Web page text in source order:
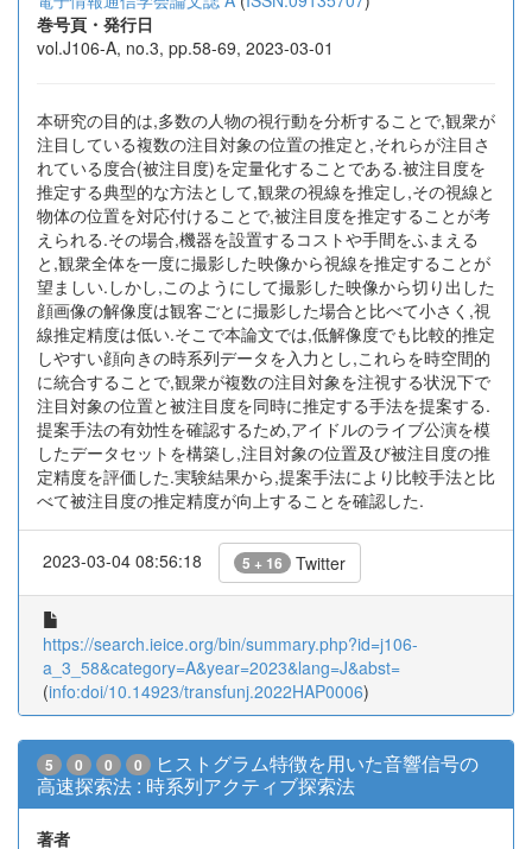
巻号頁・発行日
vol.J106-A, no.3, pp.58-69, 2023-03-01
本研究の目的は,多数の人物の視行動を分析することで,観衆が
注目している複数の注目対象の位置の推定と,それらが注目さ
れている度合(被注目度)を定量化することである.被注目度を
推定する典型的な方法として,観衆の視線を推定し,その視線と
物体の位置を対応付けることで,被注目度を推定することが考
えられる.その場合,機器を設置するコストや手間をふまえる
と,観衆全体を一度に撮影した映像から視線を推定することが
望ましい.しかし,このようにして撮影した映像から切り出した
顔画像の解像度は観客ごとに撮影した場合と比べて小さく,視
線推定精度は低い.そこで本論文では,低解像度でも比較的推定
しやすい顔向きの時系列データを入力とし,これらを時空間的
に統合することで,観衆が複数の注目対象を注視する状況下で
注目対象の位置と被注目度を同時に推定する手法を提案する.
提案手法の有効性を確認するため,アイドルのライブ公演を模
したデータセットを構築し,注目対象の位置及び被注目度の推
定精度を評価した.実験結果から,提案手法により比較手法と比
べて被注目度の推定精度が向上することを確認した.
2023-03-04 08:56:18 5 + 16 Twitter
https://search.ieice.org/bin/summary.php?id=j106-
a_3_58&category=A&year=2023&lang=J&abst=
(info:doi/10.14923/transfunj.2022HAP0006)
5 0 0 0
ヒストグラム特徴を用いた音響信号の
高速探索法 : 時系列アクティブ探索法
著者